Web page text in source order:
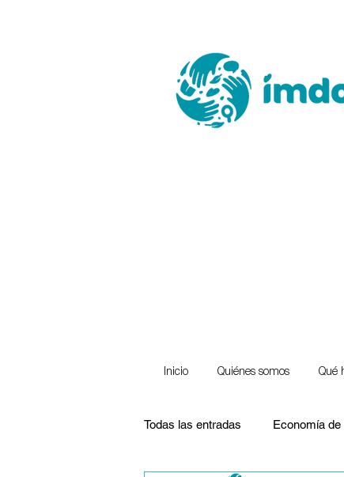
Inicio Quiénes somos Qué
Todas las entradas Economía